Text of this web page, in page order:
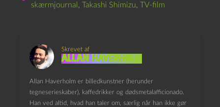
skærmjournal , Takashi Shimizu, TV-film
Skrevet af
Allan Haverholm
Allan Haverholm er billedkunstner (herunder
tegneserieskaber), kaffedrikker og dødsmetalafficionado.
Han ved altid, hvad han taler om, særlig når han ikke gør